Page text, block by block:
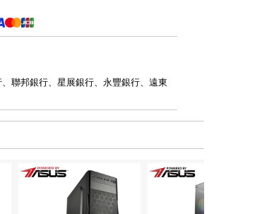
聯邦銀行、星展銀行、永豐銀行、遠東